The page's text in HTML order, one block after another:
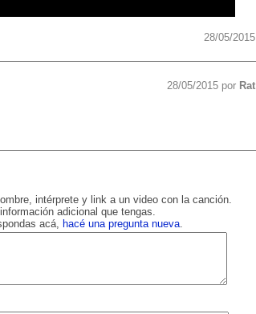
28/05/2015
28/05/2015 por Rat
intérprete y link a un video con la canción.
adicional que tengas.
acá, hacé una pregunta nueva.